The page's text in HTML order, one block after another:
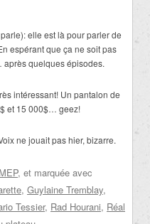
elle est là pour parler de
espérant que ça ne soit pas
quelques épisodes.
intéressant! Un pantalon de
et 15 000$… geez!
ne jouait pas hier, bizarre.
, et marquée avec
, Guylaine Tremblay,
Tessier, Rad Hourani, Réal